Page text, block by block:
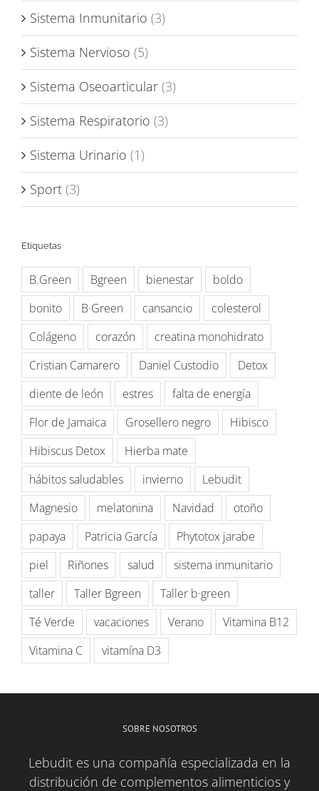
Sistema Inmunitario (3)
Sistema Nervioso (5)
Sistema Oseoarticular (3)
Sistema Respiratorio (3)
Sistema Urinario (1)
Sport (3)
Etiquetas
B.Green Bgreen bienestar
boldo
bonito
B·Green cansancio
colesterol
Colágeno
corazón
creatina monohidrato
Cristian Camarero
Daniel Custodio
Detox
diente de león
estres
falta de energía
Flor de Jamaica
Grosellero negro
Hibisco
Hibiscus Detox
Hierba mate
hábitos saludables
invierno
Lebudit
Magnesio
melatonina Navidad
otoño
papaya
Patricia García
Phytotox jarabe
piel
Riñones salud
sistema inmunitario
taller
Taller Bgreen
Taller b·green
Té Verde
vacaciones Verano
Vitamina B12
Vitamina C
vitamína D3
SOBRE NOSOTROS
Lebudit es una compañía especializada en la
distribución de complementos alimenticios y